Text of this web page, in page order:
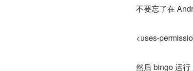
不要忘了在
<uses-
然后 bingo 运行